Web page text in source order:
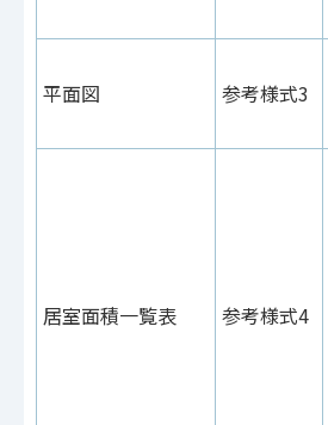
平面図 参考様式3
居室面積一覧表 参考様式4